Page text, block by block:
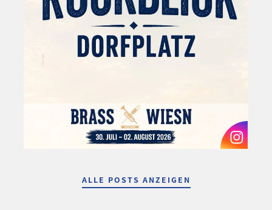
ALLE POSTS ANZEIGEN